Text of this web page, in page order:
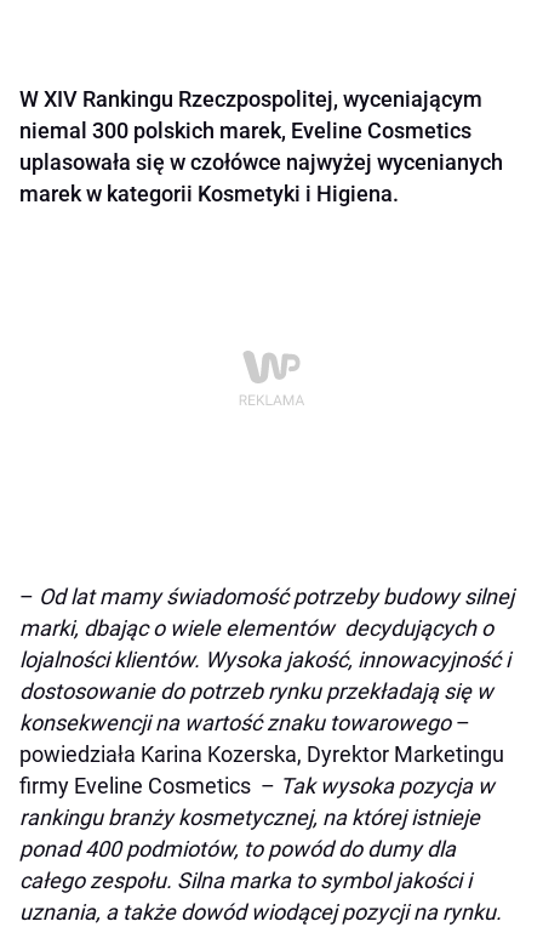
W XIV Rankingu Rzeczpospolitej, wyceniającym
niemal 300 polskich marek, Eveline Cosmetics
uplasowała się w czołówce najwyżej wycenianych
marek w kategorii Kosmetyki i Higiena.
– Od lat mamy świadomość potrzeby budowy silnej
marki, dbając o wiele elementów decydujących o
lojalności klientów. Wysoka jakość, innowacyjność i
dostosowanie do potrzeb rynku przekładają się w
konsekwencji na wartość znaku towarowego–
powiedziała Karina Kozerska, Dyrektor Marketingu
firmy Eveline Cosmetics – Tak wysoka pozycja w
rankingu branży kosmetycznej, na której istnieje
ponad 400 podmiotów, to powód do dumy dla
całego zespołu. Silna marka to symbol jakości i
uznania, a także dowód wiodącej pozycji na rynku.